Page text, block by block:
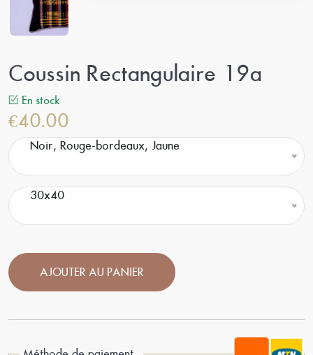
Coussin Rectangulaire 19a
En stock
€40.00
Noir, Rouge-bordeaux, Jaune
30x40
AJOUTER AU PANIER